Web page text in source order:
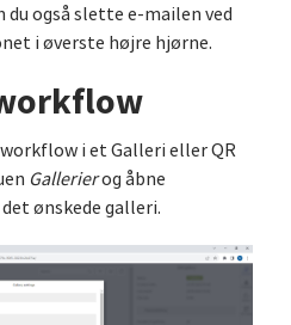
du også slette e-mailen ved
i øverste højre hjørne.
i et Galleri eller QR
Gallerierog åbne
ønskede galleri.